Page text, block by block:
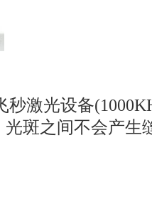
激光设备
斑之间不会产生